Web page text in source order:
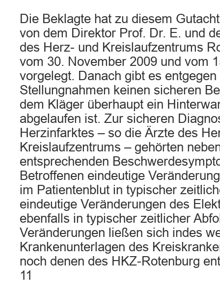
Die Beklagte hat zu diesem
von dem Direktor Prof. Dr. E. und
des Herz- und Kreislaufzentrums
vom 30. November 2009 und vom
vorgelegt. Danach gibt es
Stellungnahmen keinen sicheren
dem Kläger überhaupt ein
abgelaufen ist. Zur sicheren
Herzinfarktes – so die Ärzte des
Kreislaufzentrums – gehörten
entsprechenden
Betroffenen eindeutige
im Patientenblut in typischer
eindeutige Veränderungen des
ebenfalls in typischer zeitlicher
Veränderungen ließen sich indes
Krankenunterlagen des
noch denen des HKZ-Rotenburg
11